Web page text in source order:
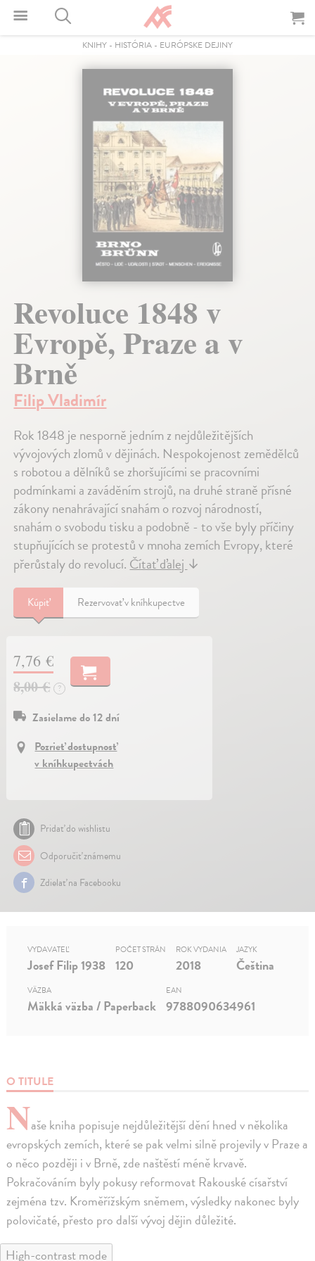
KNIHY - HISTÓRIA - EURÓPSKE DEJINY
Revoluce 1848 v
Evropě, Praze a v
Brně
Filip Vladimír
Rok 1848 je nesporně jedním z nejdůležitějších
vývojových zlomů v dějinách. Nespokojenost zemědělců
s robotou a dělníků se zhoršujícími se pracovními
podmínkami a zaváděním strojů, na druhé straně přísné
zákony nenahrávající snahám o rozvoj národností,
snahám o svobodu tisku a podobně - to vše byly příčiny
stupňujících se protestů v mnoha zemích Evropy, které
přerůstaly do revolucí.Čítať ďalej↓
Kúpiť Rezervovať v kníhkupectve
7,76 €
8,00 €
?
Zasielame do 12 dní
Pozrieť dostupnosť
v kníhkupectvách
Pridať do wishlistu
Odporučiť známemu
Zdielať na Facebooku
O TITULE
Naše kniha popisuje nejdůležitější dění hned v několika
evropských zemích, které se pak velmi silně projevily v Praze a
o něco později i v Brně, zde naštěstí méně krvavě.
Pokračováním byly pokusy reformovat Rakouské císařství
zejména tzv. Kroměřížským sněmem, výsledky nakonec byly
polovičaté, přesto pro další vývoj dějin důležité.
VYDAVATEĽ
Josef Filip 1938
POČET STRÁN
120
ROK VYDANIA
2018
JAZYK
Čeština
VÄZBA
Mäkká väzba / Paperback
EAN
9788090634961
High-contrast mode